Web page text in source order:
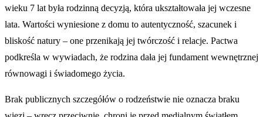
wieku 7 lat była rodzinną decyzją, która ukształtowała jej wczesne
lata. Wartości wyniesione z domu to autentyczność, szacunek i
bliskość natury – one przenikają jej twórczość i relacje. Pactwa
podkreśla w wywiadach, że rodzina dała jej fundament wewnętrznej
równowagi i świadomego życia.
Brak publicznych szczegółów o rodzeństwie nie oznacza braku